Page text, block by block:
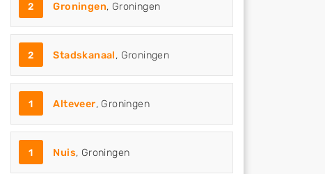
2 Groningen, Groningen
2 Stadskanaal, Groningen
1 Alteveer, Groningen
1 Nuis, Groningen